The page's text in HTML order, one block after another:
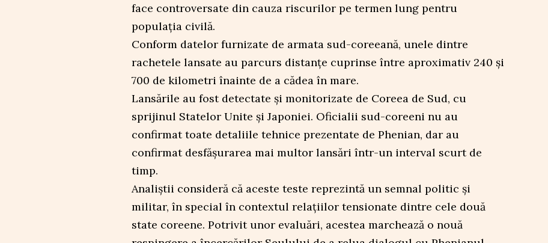
face controversate din cauza riscurilor pe termen lung pentru
populația civilă.
Conform datelor furnizate de armata sud-coreeană, unele dintre
rachetele lansate au parcurs distanțe cuprinse între aproximativ 240 și
700 de kilometri înainte de a cădea în mare.
Lansările au fost detectate și monitorizate de Coreea de Sud, cu
sprijinul Statelor Unite și Japoniei. Oficialii sud-coreeni nu au
confirmat toate detaliile tehnice prezentate de Phenian, dar au
confirmat desfășurarea mai multor lansări într-un interval scurt de
timp.
Analiștii consideră că aceste teste reprezintă un semnal politic și
militar, în special în contextul relațiilor tensionate dintre cele două
state coreene. Potrivit unor evaluări, acestea marchează o nouă